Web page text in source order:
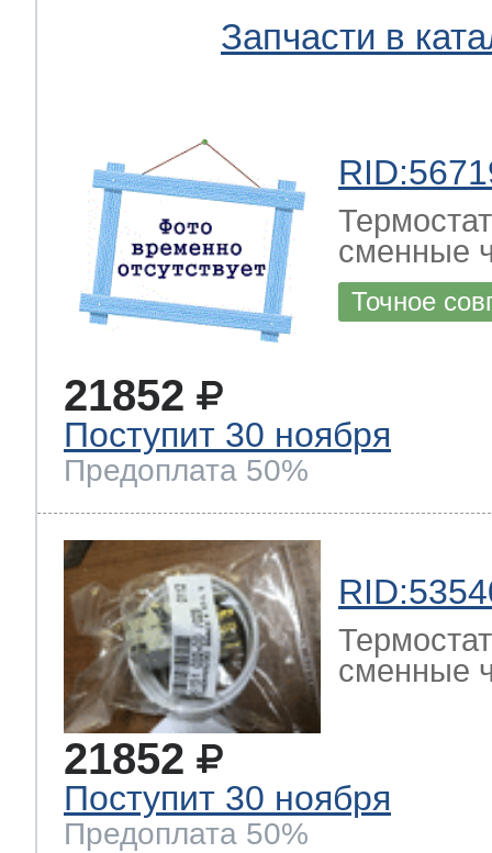
Запчасти в
сменные
Точное
21852
Поступит 30 ноября
Предоплата 50%
сменные
21852
Поступит 30 ноября
Предоплата 50%